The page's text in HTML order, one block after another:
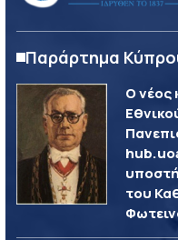
Παράρτημα
Ο νέος
του